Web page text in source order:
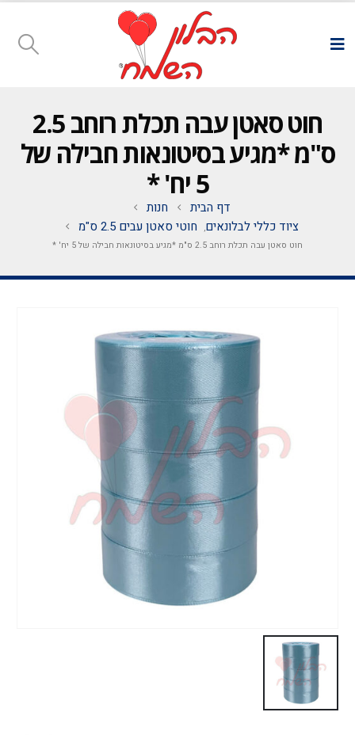
חוט סאטן עבה תכלת רוחב 2.5
ס"מ *מגיע בסיטונאות חבילה של
5 יח' *
דף הבית
חנות
ציוד כללי לבלונאים, חוטי סאטן עבים 2.5 ס"מ
חוט סאטן עבה תכלת רוחב 2.5 ס"מ *מגיע בסיטונאות חבילה של 5 יח' *